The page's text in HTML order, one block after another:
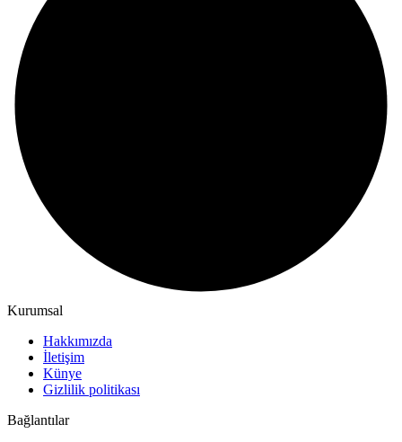
Kurumsal
Hakkımızda
İletişim
Künye
Gizlilik politikası
Bağlantılar